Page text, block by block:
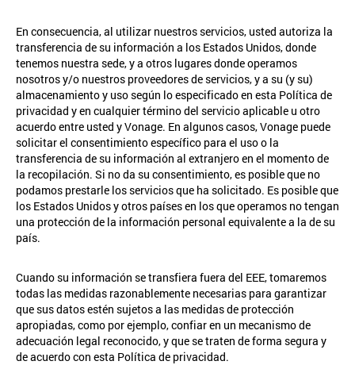
En consecuencia, al utilizar nuestros servicios, usted autoriza la
transferencia de su información a los Estados Unidos, donde
tenemos nuestra sede, y a otros lugares donde operamos
nosotros y/o nuestros proveedores de servicios, y a su (y su)
almacenamiento y uso según lo especificado en esta Política de
privacidad y en cualquier término del servicio aplicable u otro
acuerdo entre usted y Vonage. En algunos casos, Vonage puede
solicitar el consentimiento específico para el uso o la
transferencia de su información al extranjero en el momento de
la recopilación. Si no da su consentimiento, es posible que no
podamos prestarle los servicios que ha solicitado. Es posible que
los Estados Unidos y otros países en los que operamos no tengan
una protección de la información personal equivalente a la de su
país.
Cuando su información se transfiera fuera del EEE, tomaremos
todas las medidas razonablemente necesarias para garantizar
que sus datos estén sujetos a las medidas de protección
apropiadas, como por ejemplo, confiar en un mecanismo de
adecuación legal reconocido, y que se traten de forma segura y
de acuerdo con esta Política de privacidad.